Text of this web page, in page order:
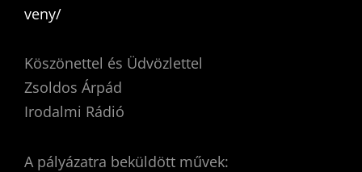
veny/
Köszönettel és Üdvözlettel
Zsoldos Árpád
Irodalmi Rádió
A pályázatra beküldött művek: